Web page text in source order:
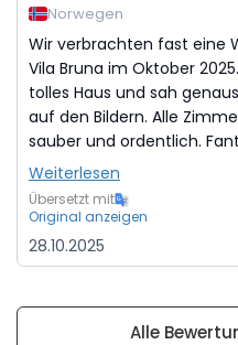
Norwegen
Wir verbrachten fast eine
Vila Bruna im Oktober
tolles Haus und sah
auf den Bildern. Alle
sauber und ordentlich.
Weiterlesen
Übersetzt mit
Original anzeigen
28.10.2025
Alle